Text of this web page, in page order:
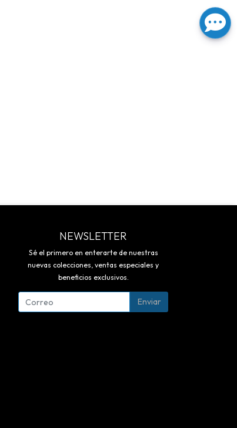
NEWSLETTER
Sé el primero en enterarte de nuestras
nuevas colecciones, ventas especiales y
beneficios exclusivos.
Enviar